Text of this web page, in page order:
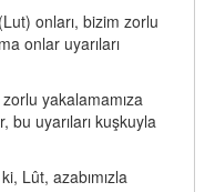
onları, bizim zorlu
onlar uyarıları
yakalamamıza
bu uyarıları kuşkuyla
Lût, azabımızla